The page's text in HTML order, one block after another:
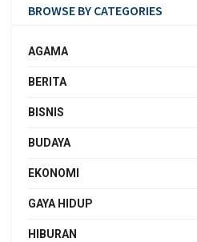
BROWSE BY CATEGORIES
AGAMA
BERITA
BISNIS
BUDAYA
EKONOMI
GAYA HIDUP
HIBURAN